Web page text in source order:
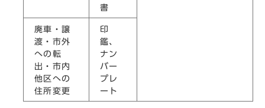
書
廃車・譲
渡・市外
への転
出・市内
他区への
住所変更
印
鑑、
ナン
バー
プレ
ート